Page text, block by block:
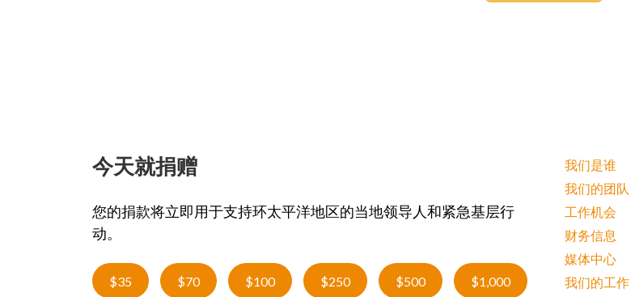
今天就捐赠
您的捐款将立即用于支持环太平洋地区的当地领导人和紧急基层行
动。
$35 $70 $100 $250 $500 $1,000
我们是谁
我们的团队
工作机会
财务信息
媒体中心
我们的工作